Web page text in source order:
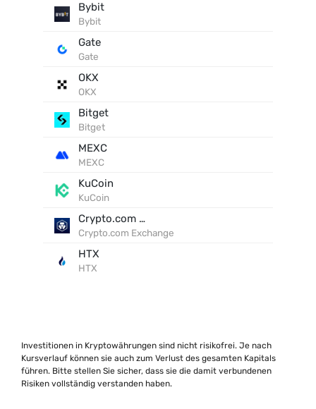
Bybit
Bybit
Gate
Gate
OKX
OKX
Bitget
Bitget
MEXC
MEXC
KuCoin
KuCoin
Crypto.com Exchange
Crypto.com Exchange
HTX
HTX
Investitionen in Kryptowährungen sind nicht risikofrei. Je nach
Kursverlauf können sie auch zum Verlust des gesamten Kapitals
führen. Bitte stellen Sie sicher, dass sie die damit verbundenen
Risiken vollständig verstanden haben.